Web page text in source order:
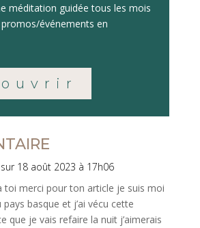
méditation guidée tous les mois
événements en
sur 18 août 2023 à 17h06
toi merci pour ton article je suis moi
basque et j’ai vécu cette
que je vais refaire la nuit j’aimerais